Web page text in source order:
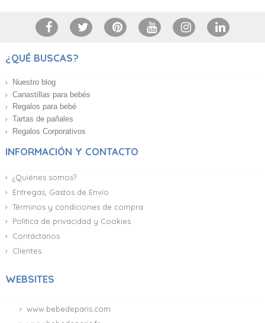
¿QUÉ BUSCAS?
Nuestro blog
Canastillas para bebés
Regalos para bebé
Tartas de pañales
Regalos Corporativos
INFORMACIÓN Y CONTACTO
¿Quiénes somos?
Entregas, Gastos de Envío
Términos y condiciones de compra
Política de privacidad y Cookies
Contáctanos
Clientes
WEBSITES
www.bebedeparis.com